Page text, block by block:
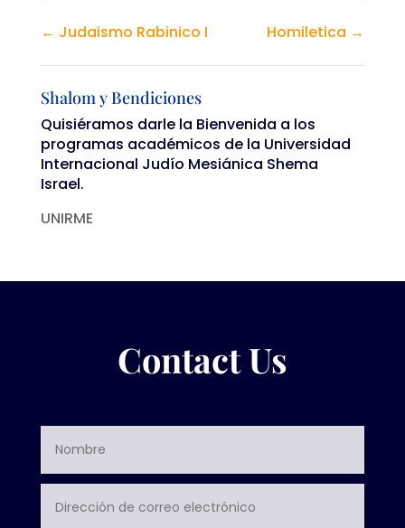
Judaismo Rabinico I Homiletica
Shalom y Bendiciones
Quisiéramos darle la Bienvenida a los
programas académicos de la Universidad
Internacional Judío Mesiánica Shema
Israel.
UNIRME
Contact Us